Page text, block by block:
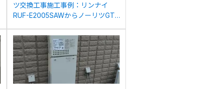
ツ交換工事施工事例：リンナイ
RUF-E2005SAWからノーリツGT-